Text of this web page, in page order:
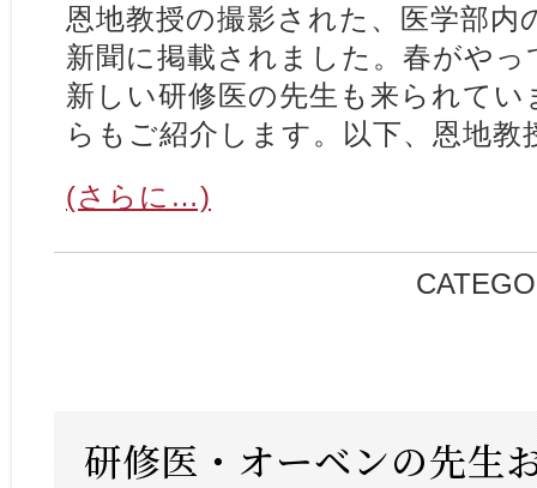
恩地教授の撮影された、医学部内
新聞に掲載されました。春がや
新しい研修医の先生も来られて
らもご紹介します。以下、恩地教
(さらに…)
研修医・オーベンの先生